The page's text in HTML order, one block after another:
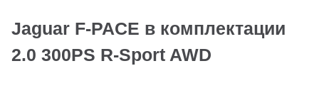
Jaguar F-PACE в комплектации
2.0 300PS R-Sport AWD